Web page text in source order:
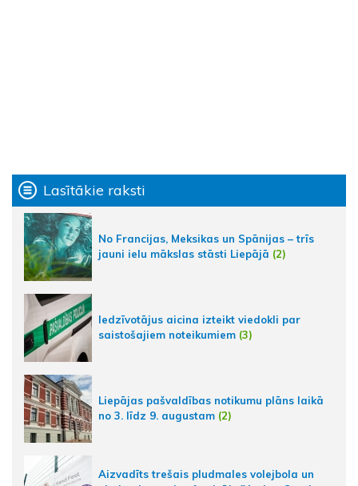
Lasītākie raksti
No Francijas, Meksikas un Spānijas – trīs
jauni ielu mākslas stāsti Liepājā (2)
Iedzīvotājus aicina izteikt viedokli par
saistošajiem noteikumiem (3)
Liepājas pašvaldības notikumu plāns laikā
no 3. līdz 9. augustam (2)
Aizvadīts trešais pludmales volejbola un